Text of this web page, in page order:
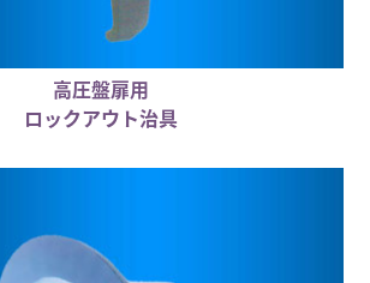
高圧盤扉用
ロックアウト治具